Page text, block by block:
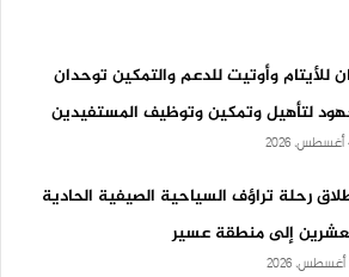
للأيتام وأوتيت للدعم والتمكين توحدان
لتأهيل وتمكين وتوظيف المستفيدين
رحلة تراؤف السياحية الصيفية الحادية
إلى منطقة عسير